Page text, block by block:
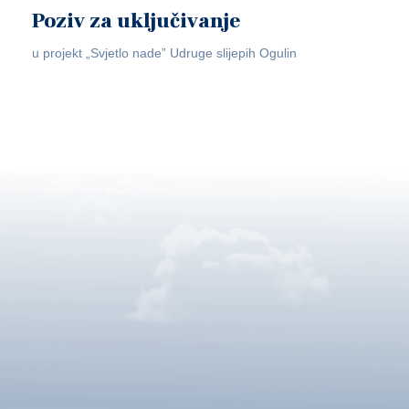
Poziv za uključivanje
u projekt „Svjetlo nade” Udruge slijepih Ogulin